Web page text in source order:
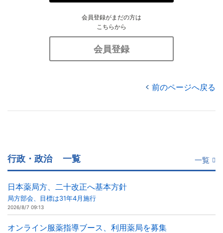
会員登録がまだの方は
こちらから
会員登録
前のページへ戻る
行政・政治 一覧 一覧
日本薬局方、二十改正へ基本方針
局方部会、目標は31年4月施行
2026/8/7 09:13
オンライン服薬指導ブース、利用薬局を募集